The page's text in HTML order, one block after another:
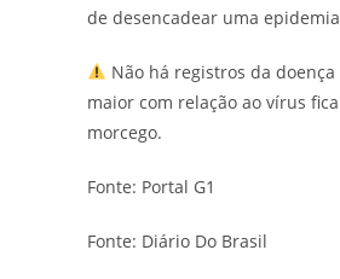
de desencadear uma
Não há registros da
maior com relação ao vírus
morcego.
Fonte: Portal G1
Fonte: Diário Do Brasil